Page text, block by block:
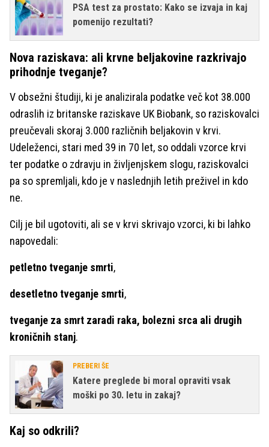
PSA test za prostato: Kako se izvaja in kaj
pomenijo rezultati?
Nova raziskava: ali krvne beljakovine razkrivajo
prihodnje tveganje?
V obsežni študiji, ki je analizirala podatke več kot 38.000
odraslih iz britanske raziskave UK Biobank, so raziskovalci
preučevali skoraj 3.000 različnih beljakovin v krvi.
Udeleženci, stari med 39 in 70 let, so oddali vzorce krvi
ter podatke o zdravju in življenjskem slogu, raziskovalci
pa so spremljali, kdo je v naslednjih letih preživel in kdo
ne.
Cilj je bil ugotoviti, ali se v krvi skrivajo vzorci, ki bi lahko
napovedali:
petletno tveganje smrti,
desetletno tveganje smrti,
tveganje za smrt zaradi raka, bolezni srca ali drugih
kroničnih stanj.
PREBERI ŠE
Katere preglede bi moral opraviti vsak
moški po 30. letu in zakaj?
Kaj so odkrili?